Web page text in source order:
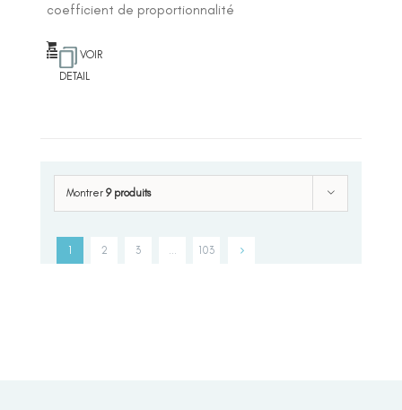
coefficient de proportionnalité
VOIR
DETAIL
Montrer 9 produits
1 2 3 103